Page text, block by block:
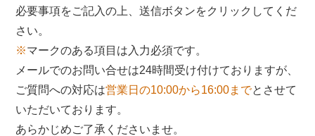
必要事項をご記入の上、送信ボタンをクリックしてくだ
さい。
※マークのある項目は入力必須です。
メールでのお問い合せは24時間受け付けておりますが、
ご質問への対応は営業日の10:00から16:00までとさせて
いただいております。
あらかじめご了承くださいませ。